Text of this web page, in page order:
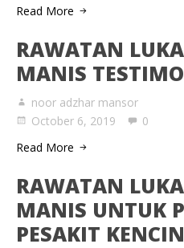
Read More
RAWATAN
MANIS
noor adzhar mansor
October 6, 2019
0
Read More
RAWATAN
MANIS UNTUK
PESAKIT